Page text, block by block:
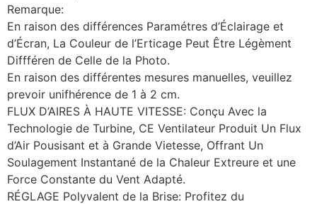
Remarque:
En raison des différences Paramétres d’Éclairage et
d’Écran, La Couleur de l’Erticage Peut Être Légèment
Diffféren de Celle de la Photo.
En raison des différentes mesures manuelles, veuillez
prevoir unifhérence de 1 à 2 cm.
FLUX D’AIRES À HAUTE VITESSE: Conçu Avec la
Technologie de Turbine, CE Ventilateur Produit Un Flux
d’Air Pousisant et à Grande Vietesse, Offrant Un
Soulagement Instantané de la Chaleur Extreure et une
Force Constante du Vent Adapté.
RÉGLAGE Polyvalent de la Brise: Profitez du